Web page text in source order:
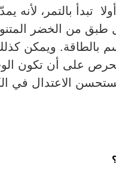
تبدأ بالتمر، لأنه
من الخضر
بالطاقة. ويمكن
على أن تكون
الاعتدال في